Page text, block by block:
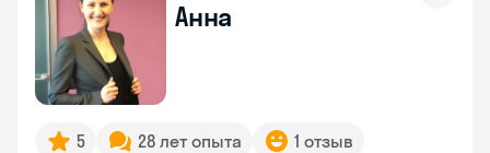
Анна
5 28 лет опыта 1 отзыв